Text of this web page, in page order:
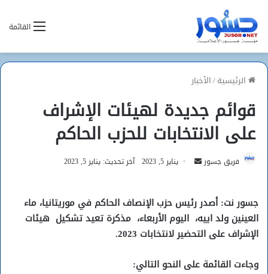
القائمة
الرئيسية/الأخبار
قوائم جديدة لهيئات الإشراف
على الانتخابات للحزب الحاكم
فريق جسور
أرسل يناير 5, 2023 آخر تحديث: يناير 5, 2023
جسور نت: أصدر رئيس حزب الإنصاف الحاكم في موريتانيا، ماء
العينين ولد اييه، اليوم الأربعاء، مذكرة تعيد تشكيل هيئات
الإشراف على التحضير لانتخابات 2023.
وجاءت القائمة على النحو التالي: